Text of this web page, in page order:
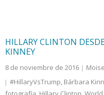
HILLARY CLINTON
KINNEY
8 de noviembre de 2016
#HillaryVsTrump, Bárbara